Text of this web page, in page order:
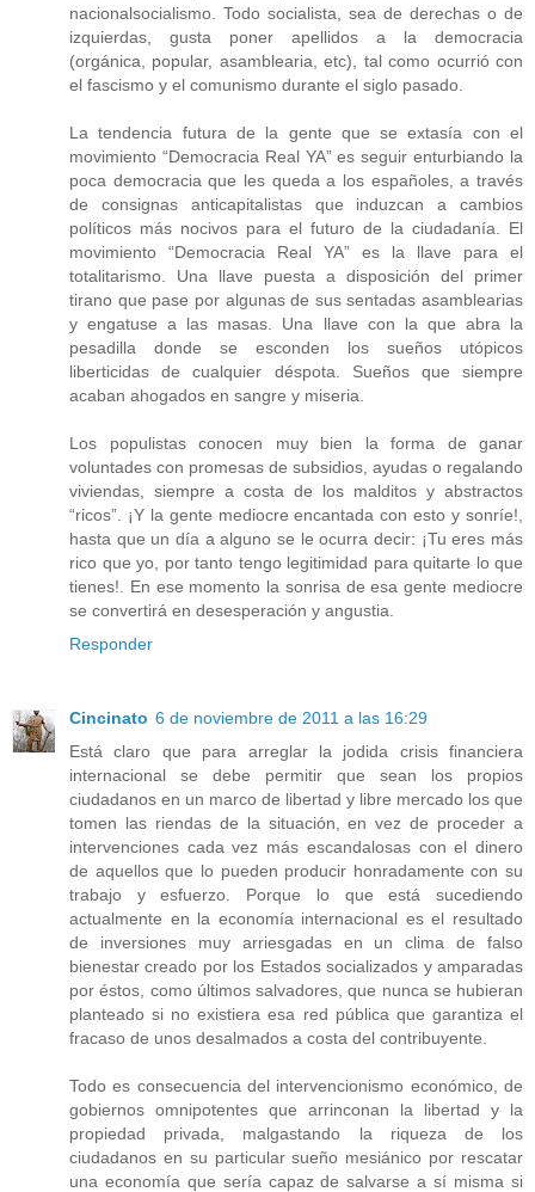
nacionalsocialismo. Todo socialista, sea de derechas o de
izquierdas, gusta poner apellidos a la democracia
(orgánica, popular, asamblearia, etc), tal como ocurrió con
el fascismo y el comunismo durante el siglo pasado.
La tendencia futura de la gente que se extasía con el
movimiento “Democracia Real YA” es seguir enturbiando la
poca democracia que les queda a los españoles, a través
de consignas anticapitalistas que induzcan a cambios
políticos más nocivos para el futuro de la ciudadanía. El
movimiento “Democracia Real YA” es la llave para el
totalitarismo. Una llave puesta a disposición del primer
tirano que pase por algunas de sus sentadas asamblearias
y engatuse a las masas. Una llave con la que abra la
pesadilla donde se esconden los sueños utópicos
liberticidas de cualquier déspota. Sueños que siempre
acaban ahogados en sangre y miseria.
Los populistas conocen muy bien la forma de ganar
voluntades con promesas de subsidios, ayudas o regalando
viviendas, siempre a costa de los malditos y abstractos
“ricos”. ¡Y la gente mediocre encantada con esto y sonríe!,
hasta que un día a alguno se le ocurra decir: ¡Tu eres más
rico que yo, por tanto tengo legitimidad para quitarte lo que
tienes!. En ese momento la sonrisa de esa gente mediocre
se convertirá en desesperación y angustia.
Responder
Cincinato 6 de noviembre de 2011 a las 16:29
Está claro que para arreglar la jodida crisis financiera
internacional se debe permitir que sean los propios
ciudadanos en un marco de libertad y libre mercado los que
tomen las riendas de la situación, en vez de proceder a
intervenciones cada vez más escandalosas con el dinero
de aquellos que lo pueden producir honradamente con su
trabajo y esfuerzo. Porque lo que está sucediendo
actualmente en la economía internacional es el resultado
de inversiones muy arriesgadas en un clima de falso
bienestar creado por los Estados socializados y amparadas
por éstos, como últimos salvadores, que nunca se hubieran
planteado si no existiera esa red pública que garantiza el
fracaso de unos desalmados a costa del contribuyente.
Todo es consecuencia del intervencionismo económico, de
gobiernos omnipotentes que arrinconan la libertad y la
propiedad privada, malgastando la riqueza de los
ciudadanos en su particular sueño mesiánico por rescatar
una economía que sería capaz de salvarse a sí misma si